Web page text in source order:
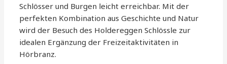
Schlösser und Burgen leicht erreichbar. Mit der
perfekten Kombination aus Geschichte und Natur
wird der Besuch des Holdereggen Schlössle zur
idealen Ergänzung der Freizeitaktivitäten in
Hörbranz.